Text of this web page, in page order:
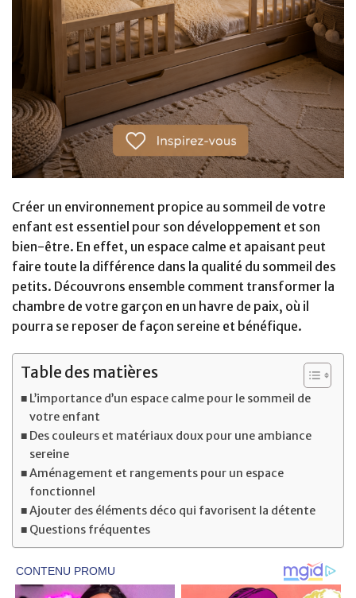
Créer un environnement propice au sommeil de votre
enfant est essentiel pour son développement et son
bien-être. En effet, un espace calme et apaisant peut
faire toute la différence dans la qualité du sommeil des
petits. Découvrons ensemble comment transformer la
chambre de votre garçon en un havre de paix, où il
pourra se reposer de façon sereine et bénéfique.
Table des matières
L’importance d’un espace calme pour le sommeil de
votre enfant
Des couleurs et matériaux doux pour une ambiance
sereine
Aménagement et rangements pour un espace
fonctionnel
Ajouter des éléments déco qui favorisent la détente
Questions fréquentes